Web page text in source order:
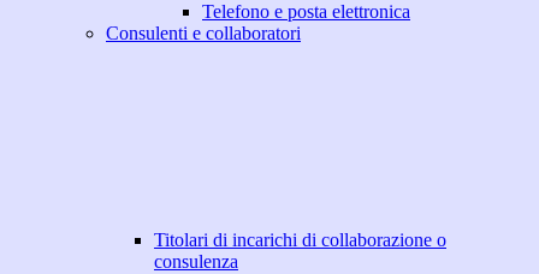
Telefono e posta elettronica
Consulenti e collaboratori
Titolari di incarichi di collaborazione o
consulenza